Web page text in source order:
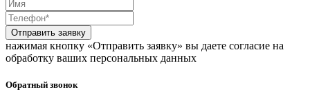
Отправить заявку
нажимая кнопку «Отправить заявку» вы даете согласие на
обработку ваших персональных данных
Обратный звонок